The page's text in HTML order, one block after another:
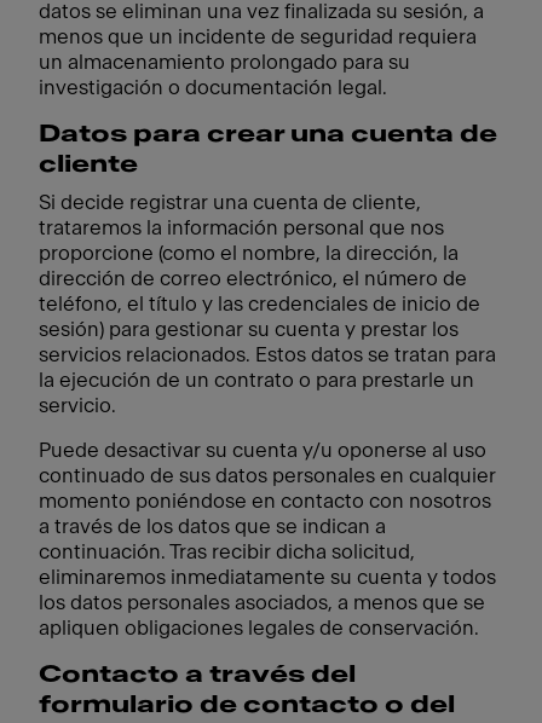
datos se eliminan una vez finalizada su sesión, a
menos que un incidente de seguridad requiera
un almacenamiento prolongado para su
investigación o documentación legal.
Datos para crear una cuenta de
cliente
Si decide registrar una cuenta de cliente,
trataremos la información personal que nos
proporcione (como el nombre, la dirección, la
dirección de correo electrónico, el número de
teléfono, el título y las credenciales de inicio de
sesión) para gestionar su cuenta y prestar los
servicios relacionados. Estos datos se tratan para
la ejecución de un contrato o para prestarle un
servicio.
Puede desactivar su cuenta y/u oponerse al uso
continuado de sus datos personales en cualquier
momento poniéndose en contacto con nosotros
a través de los datos que se indican a
continuación. Tras recibir dicha solicitud,
eliminaremos inmediatamente su cuenta y todos
los datos personales asociados, a menos que se
apliquen obligaciones legales de conservación.
Contacto a través del
formulario de contacto o del